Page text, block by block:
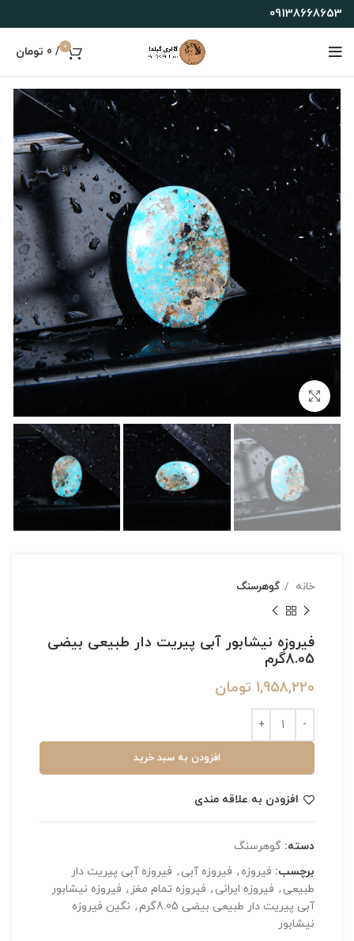
09138668653
0
/
0 تومان
بزرگنمایی تصویر
خانه گوهرسنگ
فیروزه نیشابور آبی پیریت دار طبیعی بیضی
8.05گرم
1,958,220 تومان
افزودن به سبد خرید
افزودن به علاقه مندی
دسته: گوهرسنگ
برچسب: فیروزه , فیروزه آبی , فیروزه آبی پیریت دار
طبیعی , فیروزه ایرانی , فیروزه تمام مغز , فیروزه نیشابور
آبی پیریت دار طبیعی بیضی 8.05گرم
, نگین فیروزه
نیشابور